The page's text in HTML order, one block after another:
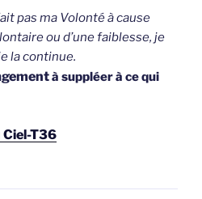
pas ma Volonté à cause
ou d’une faiblesse, je
la continue.
à suppléer à ce qui
Ciel-T36